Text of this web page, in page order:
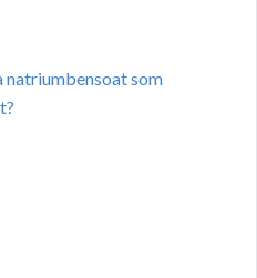
natriumbensoat som